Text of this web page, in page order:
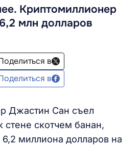
Криптомиллионер
млн долларов
в
в
Джастин Сан съел
стене скотчем банан,
миллиона долларов на